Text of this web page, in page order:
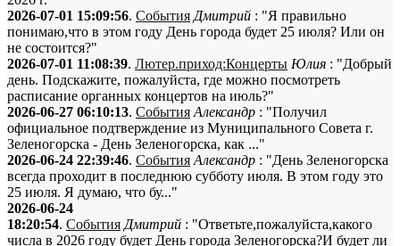
2026-07-01 15:09:56. События Дмитрий : "Я правильно
понимаю,что в этом году День города будет 25 июля? Или он
не состоится?"
2026-07-01 11:08:39. Лютер.приход:Концерты Юлия : "Добрый
день. Подскажите, пожалуйста, где можно посмотреть
расписание органных концертов на июль?"
2026-06-27 06:10:13. События Александр : "Получил
официальное подтверждение из Муниципального Совета г.
Зеленогорска - День Зеленогорска, как ..."
2026-06-24 22:39:46. События Александр : "День Зеленогорска
всегда проходит в последнюю субботу июля. В этом году это
25 июля. Я думаю, что бу..."
2026-06-24
18:20:54. События Дмитрий : "Ответьте,пожалуйста,какого
числа в 2026 году будет День города Зеленогорска?И будет ли